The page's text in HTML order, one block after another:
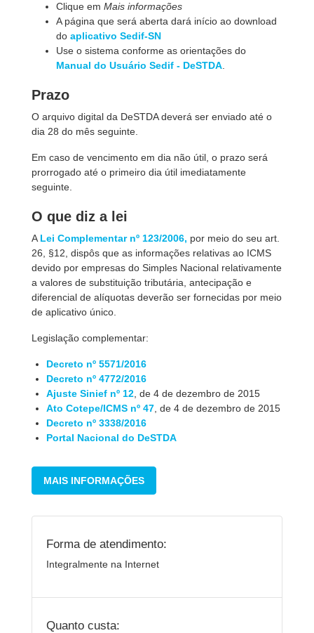
Clique em Mais informações
A página que será aberta dará início ao download
do aplicativo Sedif-SN
Use o sistema conforme as orientações do
Manual do Usuário Sedif - DeSTDA
Prazo
O arquivo digital da DeSTDA deverá ser enviado até o
dia 28 do mês seguinte.
Em caso de vencimento em dia não útil, o prazo será
prorrogado até o primeiro dia útil imediatamente
seguinte.
O que diz a lei
A Lei Complementar nº 123/2006, por meio do seu art.
26, §12, dispôs que as informações relativas ao ICMS
devido por empresas do Simples Nacional relativamente
a valores de substituição tributária, antecipação e
diferencial de alíquotas deverão ser fornecidas por meio
de aplicativo único.
Legislação complementar:
Decreto nº 5571/2016
Decreto nº 4772/2016
Ajuste Sinief nº 12 , de 4 de dezembro de 2015
Ato Cotepe/ICMS nº 47 , de 4 de dezembro de 2015
Decreto nº 3338/2016
Portal Nacional do DeSTDA
MAIS INFORMAÇÕES
Forma de atendimento:
Integralmente na Internet
Quanto custa: